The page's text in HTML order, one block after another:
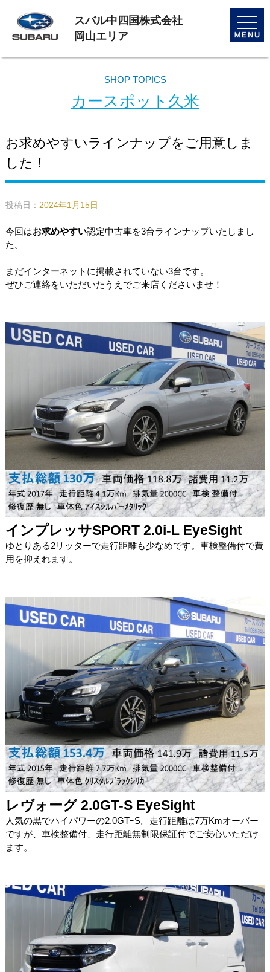
toggle
スバル中四国株式会社
岡山エリア
SHOP TOPICS
カースポット久米
お求めやすいラインナップをご用意しま
した！
投稿日： 2024年1月15日
今回はお求めやすい認定中古車を3台ラインナップいたしまし
た。
まだインターネットに掲載されていない3台です。
ぜひご連絡をいただいたうえでご来店くださいませ！
インプレッサSPORT 2.0i-L EyeSight
ゆとりある2リッターで走行距離も少なめです。車検整備付で費
用を抑えれます。
レヴォーグ 2.0GT-S EyeSight
人気の黒でハイパワーの2.0GTｰS。走行距離は7万Kmオーバー
ですが、車検整備付、走行距離無制限保証付でご安心いただけ
ます。